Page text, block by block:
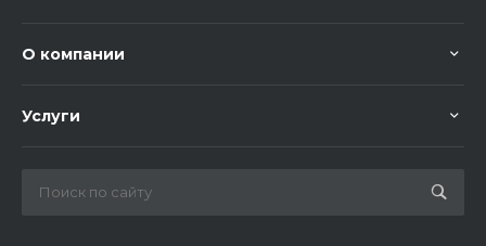
О компании
Услуги